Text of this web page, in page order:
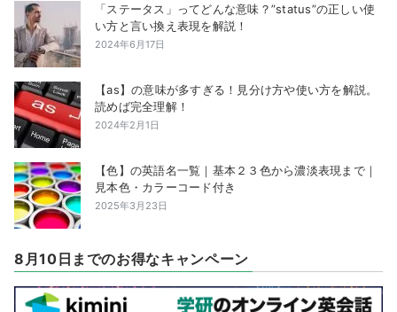
「ステータス」ってどんな意味？”status”の正しい使
い方と言い換え表現を解説！
2024年6月17日
【as】の意味が多すぎる！見分け方や使い方を解説。
読めば完全理解！
2024年2月1日
【色】の英語名一覧｜基本２３色から濃淡表現まで｜
見本色・カラーコード付き
2025年3月23日
8月10日までのお得なキャンペーン